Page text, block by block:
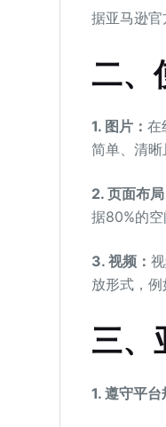
据亚马逊
二、
1. 图片： 在
简单、清
2. 页面布局
据80%的空
3. 视频：
放形式，
三、
1. 遵守平台